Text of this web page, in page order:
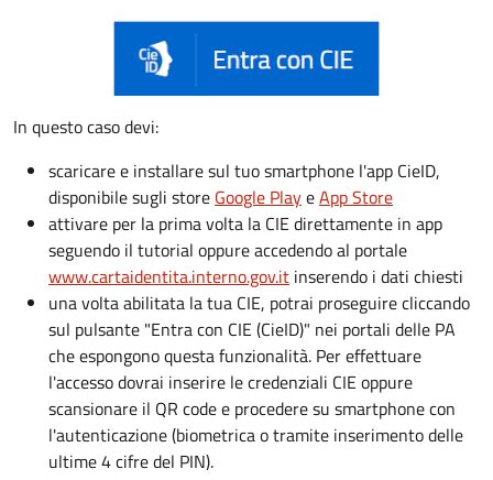
In questo caso devi:
scaricare e installare sul tuo smartphone l'app CieID,
disponibile sugli store Google PlayeApp Store
attivare per la prima volta la CIE direttamente in app
seguendo il tutorial oppure accedendo al portale
www.cartaidentita.interno.gov.it inserendo i dati chiesti
una volta abilitata la tua CIE, potrai proseguire cliccando
sul pulsante "Entra con CIE (CieID)" nei portali delle PA
che espongono questa funzionalità. Per effettuare
l'accesso dovrai inserire le credenziali CIE oppure
scansionare il QR code e procedere su smartphone con
l'autenticazione (biometrica o tramite inserimento delle
ultime 4 cifre del PIN).